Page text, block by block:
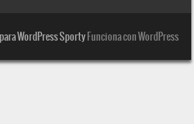
WordPress SportyFunciona con WordPress